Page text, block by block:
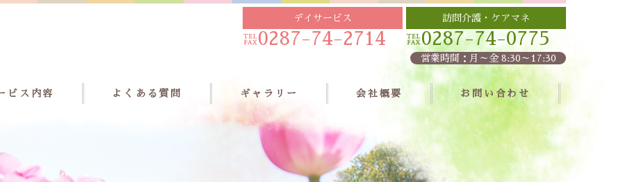
デイサービス
0287-74-2714
訪問介護・ケアマネ
0287-74-0775
営業時間：月～金 8:30～17:30
ビス内容 よくある質問 ギャラリー 会社概要 お問い合わせ